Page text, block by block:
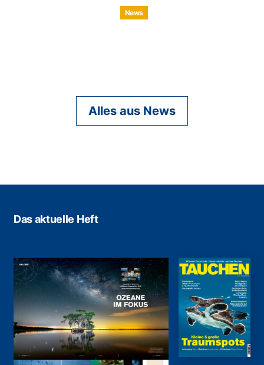
News
Alles aus News
Das aktuelle Heft